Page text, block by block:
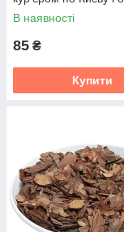
В наявності
85 ₴
Купити